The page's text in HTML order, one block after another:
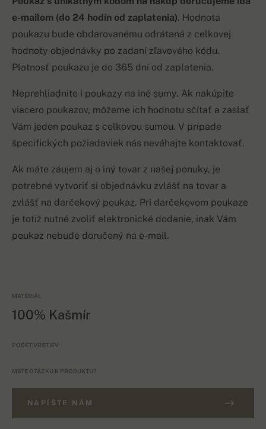
e-mailom (do 24 hodín od zaplatenia). Hodnota
poukazu bude obdarovanému odrátaná z celkovej
hodnoty objednávky po zadaní zľavového kódu.
Platnosť poukazu je do 365 dní od zaplatenia.
Neprehliadnite i poukazy na iné sumy. Ak nakúpite
viacero poukazov, môžeme ich hodnotu sčítať a zaslať
Vám jeden poukaz s celkovou sumou. V prípade
špecifických požiadaviek nás neváhajte kontaktovať.
Ak máte záujem aj o iný tovar z našej ponuky, je
potrebné vytvoriť si objednávku zvlášť na tovar a
zvlášť na darčekový poukaz. Pri darčekovom poukaze
je totiž nutné zvoliť elektronické dodanie, inak Vám
poukaz nebude doručený na e-mail.
MATERIÁL
100% Kašmír
POČET VRSTIEV
MÁTE OTÁZKU K PRODUKTU?
NAPÍŠTE NÁM